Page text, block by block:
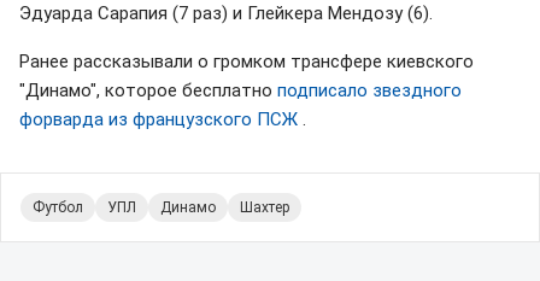
Эдуарда Сарапия (7 раз) и Глейкера Мендозу (6).
Ранее рассказывали о громком трансфере киевского
"Динамо", которое бесплатно подписало звездного
форварда из французского ПСЖ
Футбол УПЛ Динамо Шахтер